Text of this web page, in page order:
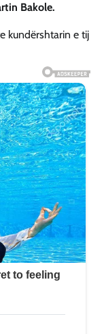
Bakole.
kundërshtarin e tij